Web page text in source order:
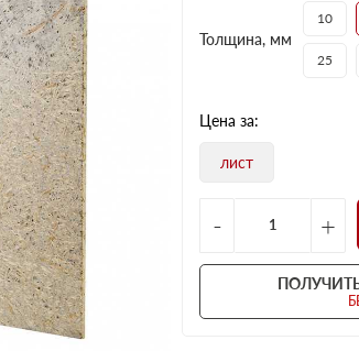
Толщина, мм
10
25
Цена за:
лист
- +